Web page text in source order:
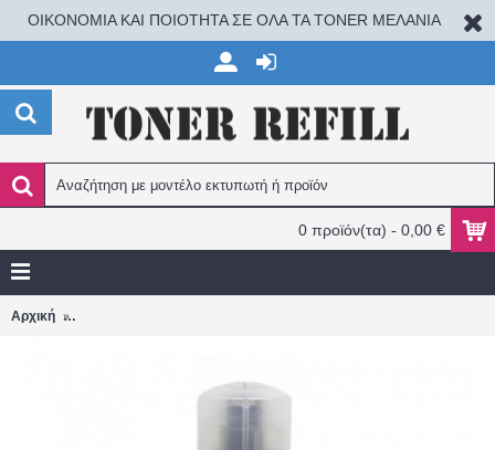
ΟΙΚΟΝΟΜΙΑ ΚΑΙ ΠΟΙΟΤΗΤΑ ΣΕ ΟΛΑ ΤΑ TONER ΜΕΛΑΝΙΑ
0 προϊόν(τα) - 0,00 €
Αρχική